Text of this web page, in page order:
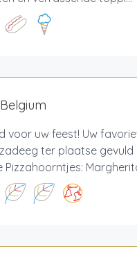
uw feest! Uw
ter plaatse gevuld
Pizzahoorntjes: